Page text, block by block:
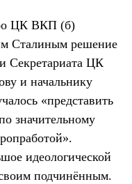
ЦК ВКП (б)
Сталиным решение
Секретариата ЦК
и начальнику
«представить
значительному
идеологической
подчинённым.